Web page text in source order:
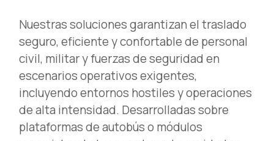
Nuestras soluciones garantizan el traslado
seguro, eficiente y confortable de personal
civil, militar y fuerzas de seguridad en
escenarios operativos exigentes,
incluyendo entornos hostiles y operaciones
de alta intensidad. Desarrolladas sobre
plataformas de autobús o módulos